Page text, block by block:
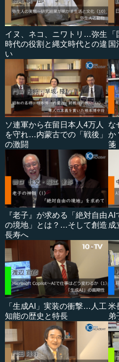
イヌ、ネコ、ニワトリ…弥生
時代の役割と縄文時代との違
い
国
ソ連軍から在留日本人4万人
を守れ…内蒙古での「戦後」
の激闘
な
か
箋
『老子』が求める「絶対自由
の境地」とは？…そして創造
長寿へ
AI
成
「生成AI」実装の衝撃…人工
知能の歴史と特長
米
弟